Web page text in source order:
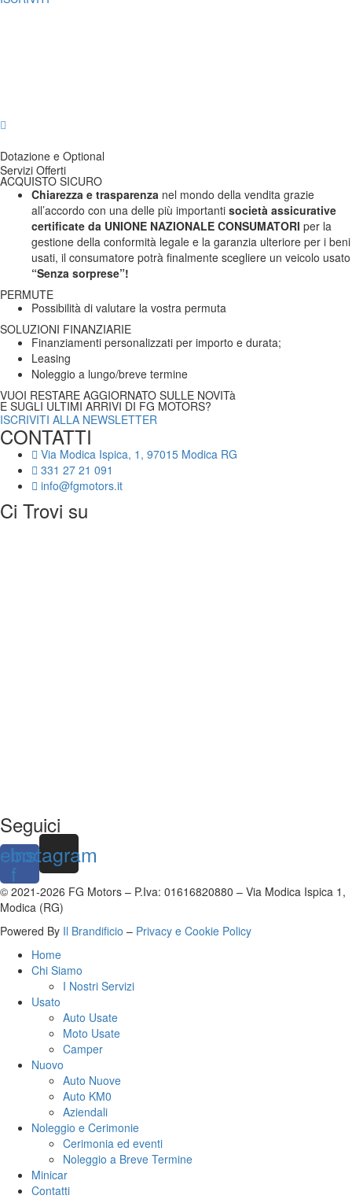
Dotazione e Optional
Servizi Offerti
ACQUISTO SICURO
Chiarezza e trasparenza nel mondo della vendita grazie
all’accordo con una delle più importanti società assicurative
certificate da UNIONE NAZIONALE CONSUMATORI per la
gestione della conformità legale e la garanzia ulteriore per i beni
usati, il consumatore potrà finalmente scegliere un veicolo usato
“Senza sorprese”!
PERMUTE
Possibilità di valutare la vostra permuta
SOLUZIONI FINANZIARIE
Finanziamenti personalizzati per importo e durata;
Leasing
Noleggio a lungo/breve termine
VUOI RESTARE AGGIORNATO SULLE NOVITà
E SUGLI ULTIMI ARRIVI DI FG MOTORS?
ISCRIVITI ALLA NEWSLETTER
CONTATTI
Via Modica Ispica, 1, 97015 Modica RG
331 27 21 091
info@fgmotors.it
Ci Trovi su
Seguici
f
Instagram
© 2021-2026 FG Motors – P.Iva: 01616820880 – Via Modica Ispica 1,
Modica (RG)
Powered By Il Brandificio – Privacy e Cookie Policy
Home
Chi Siamo
I Nostri Servizi
Usato
Auto Usate
Moto Usate
Camper
Nuovo
Auto Nuove
Auto KM0
Aziendali
Noleggio e Cerimonie
Cerimonia ed eventi
Noleggio a Breve Termine
Minicar
Contatti